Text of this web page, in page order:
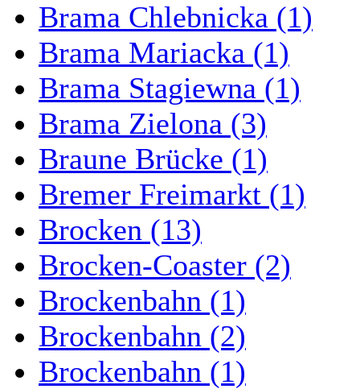
Brama Chlebnicka (1)
Brama Mariacka (1)
Brama Stagiewna (1)
Brama Zielona (3)
Braune Brücke (1)
Bremer Freimarkt (1)
Brocken (13)
Brocken-Coaster (2)
Brockenbahn (1)
Brockenbahn (2)
Brockenbahn (1)